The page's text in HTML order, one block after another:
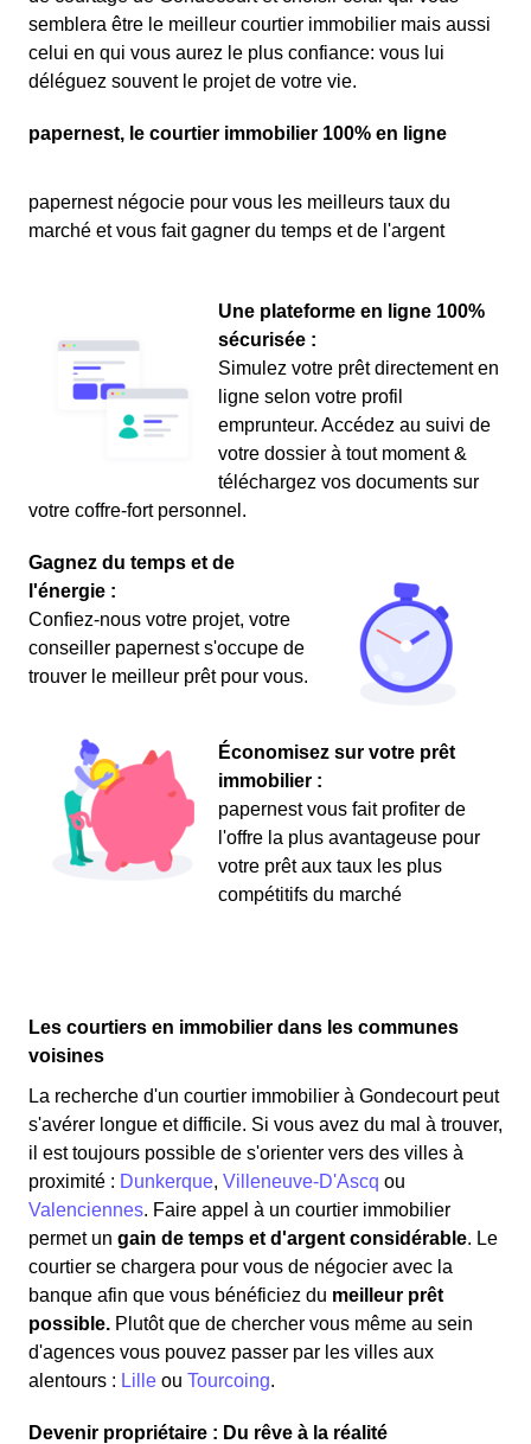
semblera être le meilleur courtier immobilier mais aussi
celui en qui vous aurez le plus confiance: vous lui
déléguez souvent le projet de votre vie.
papernest, le courtier immobilier 100% en ligne
papernest négocie pour vous les meilleurs taux du
marché et vous fait gagner du temps et de l'argent
Une plateforme en ligne 100%
sécurisée :
Simulez votre prêt directement en
ligne selon votre profil
emprunteur. Accédez au suivi de
votre dossier à tout moment &
téléchargez vos documents sur
votre coffre-fort personnel.
Gagnez du temps et de
l'énergie :
Confiez-nous votre projet, votre
conseiller papernest s'occupe de
trouver le meilleur prêt pour vous.
Économisez sur votre prêt
immobilier :
papernest vous fait profiter de
l'offre la plus avantageuse pour
votre prêt aux taux les plus
compétitifs du marché
Les courtiers en immobilier dans les communes
voisines
La recherche d'un courtier immobilier à Gondecourt peut
s'avérer longue et difficile. Si vous avez du mal à trouver,
il est toujours possible de s'orienter vers des villes à
proximité : Dunkerque, Villeneuve-D'Ascq ou
Valenciennes. Faire appel à un courtier immobilier
permet un gain de temps et d'argent considérable. Le
courtier se chargera pour vous de négocier avec la
banque afin que vous bénéficiez du meilleur prêt
possible. Plutôt que de chercher vous même au sein
d'agences vous pouvez passer par les villes aux
alentours : Lille ou Tourcoing.
Devenir propriétaire : Du rêve à la réalité